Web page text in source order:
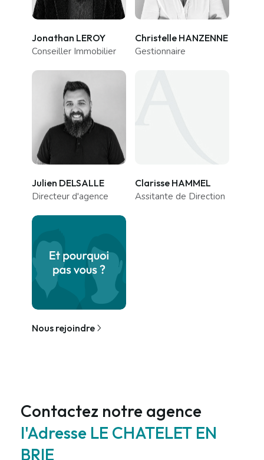
Jonathan LEROY
Conseiller Immobilier
Christelle HANZENNE
Gestionnaire
Julien DELSALLE
Directeur d'agence
Clarisse HAMMEL
Assitante de Direction
Nous rejoindre
Contactez notre agence
l'Adresse LE CHATELET EN
BRIE